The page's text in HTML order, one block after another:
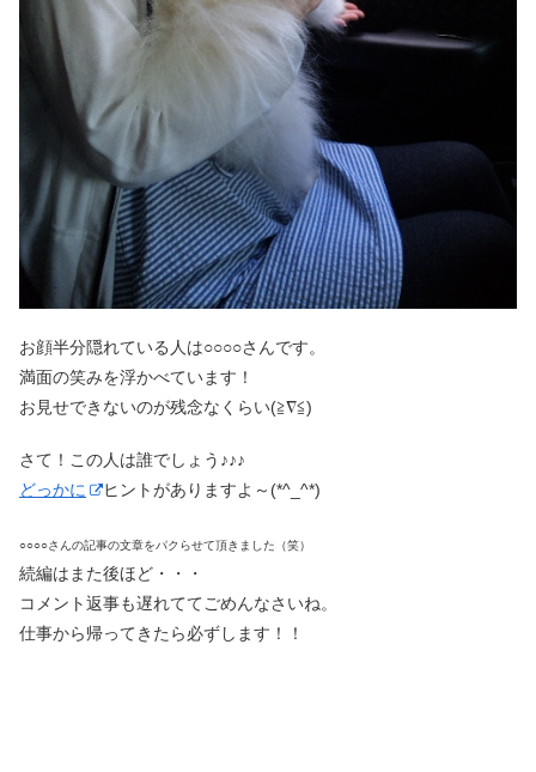
お顔半分隠れている人は○○○○さんです。
満面の笑みを浮かべています！
お見せできないのが残念なくらい(≧∇≦)
さて！この人は誰でしょう♪♪♪
どっかに
ヒントがありますよ～(*^_^*)
○○○○さんの記事の文章をパクらせて頂きました（笑）
続編はまた後ほど・・・
コメント返事も遅れててごめんなさいね。
仕事から帰ってきたら必ずします！！